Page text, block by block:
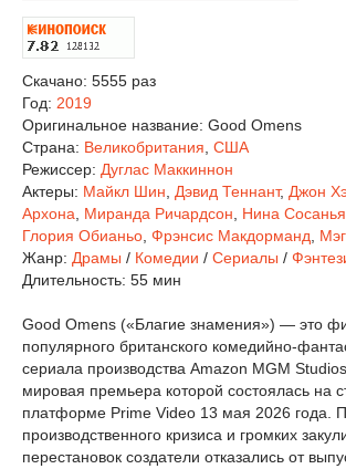
Скачано: 5555 раз
Год: 2019
Оригинальное название: Good Omens
Страна: Великобритания США
Режиссер: Дуглас Маккиннон
Актеры: Майкл Шин Дэвид Теннант, Джон
Архона
Миранда Ричардсон Нина Сосанья
Глория Обианьо Фрэнсис Макдорманд
Жанр: Драмы / Комедии / Сериалы /
Длительность: 55 мин
Good Omens («Благие знамения») — это
популярного британского комедийно-
сериала производства Amazon MGM
мировая премьера которой состоялась на
платформе Prime Video 13 мая 2026 года.
производственного кризиса и громких
перестановок создатели отказались от